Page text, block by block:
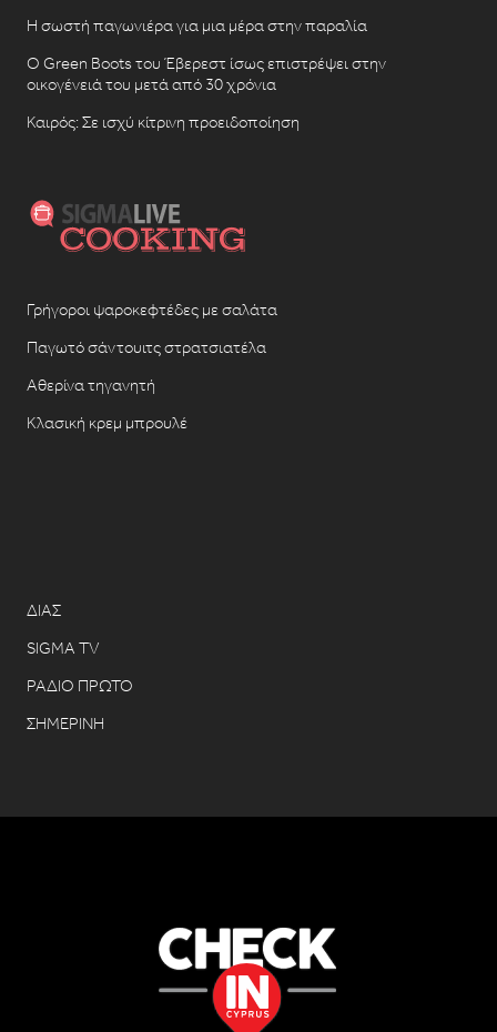
Η σωστή παγωνιέρα για μια μέρα στην παραλία
Ο Green Boots του Έβερεστ ίσως επιστρέψει στην
οικογένειά του μετά από 30 χρόνια
Καιρός: Σε ισχύ κίτρινη προειδοποίηση
Γρήγοροι ψαροκεφτέδες με σαλάτα
Παγωτό σάντουιτς στρατσιατέλα
Αθερίνα τηγανητή
Κλασική κρεμ μπρουλέ
ΔΙΑΣ
SIGMA TV
ΡΑΔΙΟ ΠΡΩΤΟ
ΣΗΜΕΡΙΝΗ